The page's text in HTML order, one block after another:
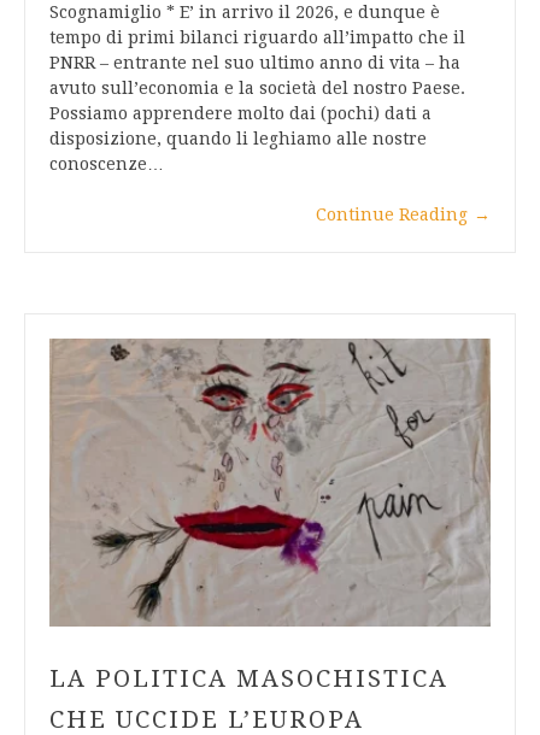
Scognamiglio * E’ in arrivo il 2026, e dunque è
tempo di primi bilanci riguardo all’impatto che il
PNRR – entrante nel suo ultimo anno di vita – ha
avuto sull’economia e la società del nostro Paese.
Possiamo apprendere molto dai (pochi) dati a
disposizione, quando li leghiamo alle nostre
conoscenze…
Continue Reading →
LA POLITICA MASOCHISTICA
CHE UCCIDE L’EUROPA